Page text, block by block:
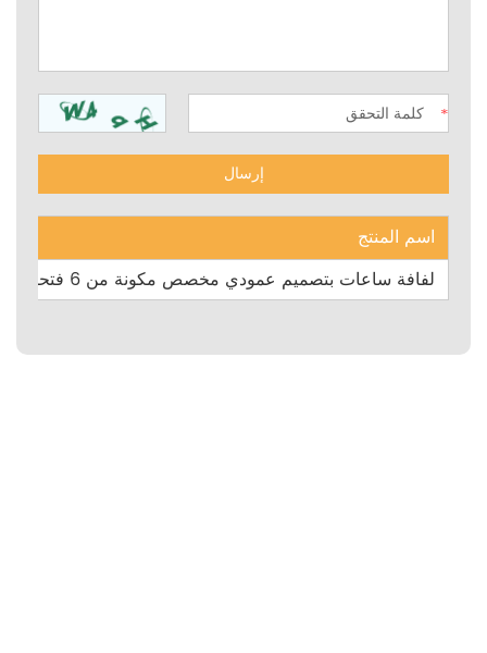
اسم المنتج
لفافة ساعات بتصميم عمودي مخصص مكونة من 6 فتحات